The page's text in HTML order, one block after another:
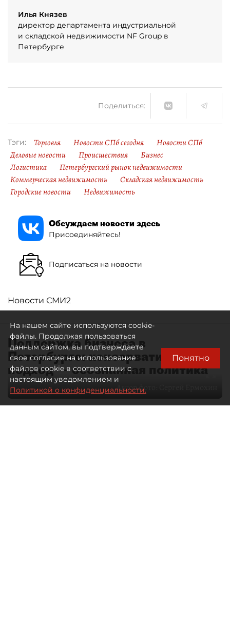
Илья Князев
директор департамента индустриальной
и складской недвижимости NF Group в
Петербурге
Поделиться:
Тэги: Торговля Новости СПб сегодня
Новости СПб
Деловые новости
Происшествия
Бизнес
Логистика
Петербургский рынок недвижимости
Коммерческая недвижимость
Складская недвижимость
Городские новости
Недвижимость
Обсуждаем новости здесь
Присоединяйтесь!
Подписаться на новости
Новости СМИ2
Поддержка бизнеса в
Петербурге: консервативный
подход — осознанная политика
Автор фото:
На нашем сайте используются cookie-
файлы. Продолжая пользоваться
данным сайтом, вы подтверждаете
свое согласие на использование
файлов cookie в соответствии с
настоящим уведомлением и
Политикой о конфиденциальности.
Понятно